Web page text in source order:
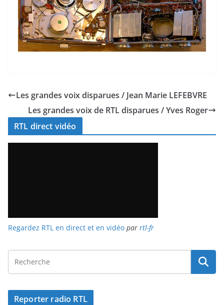
Les grandes voix disparues / Jean Marie LEFEBVRE
Les grandes voix de RTL disparues / Yves Roger
RTL direct vidéo
Regardez RTL en direct et en vidéo par rtl-fr
Reporter radio RTL